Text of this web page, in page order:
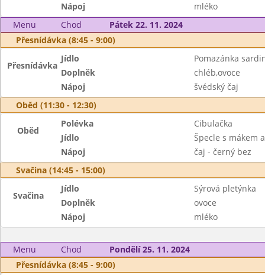
Nápoj
mléko
Menu
Chod
Pátek 22. 11. 2024
Přesnídávka (8:45 - 9:00)
Přesnídávka
Jídlo
Pomazánka
Doplněk
chléb,ovoce
Nápoj
švédský čaj
Oběd (11:30 - 12:30)
Oběd
Polévka
Cibulačka
Jídlo
Špecle s mákem
Nápoj
čaj - černý bez
Svačina (14:45 - 15:00)
Svačina
Jídlo
Sýrová pletýnka
Doplněk
ovoce
Nápoj
mléko
Menu Chod
Pondělí 25. 11. 2024
Přesnídávka (8:45 - 9:00)